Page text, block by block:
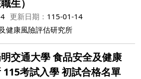
生）
更新日期： 115-01-14
健康風險評估研究所
明交通大學 食品安全及健康
考試入學 初試合格名單